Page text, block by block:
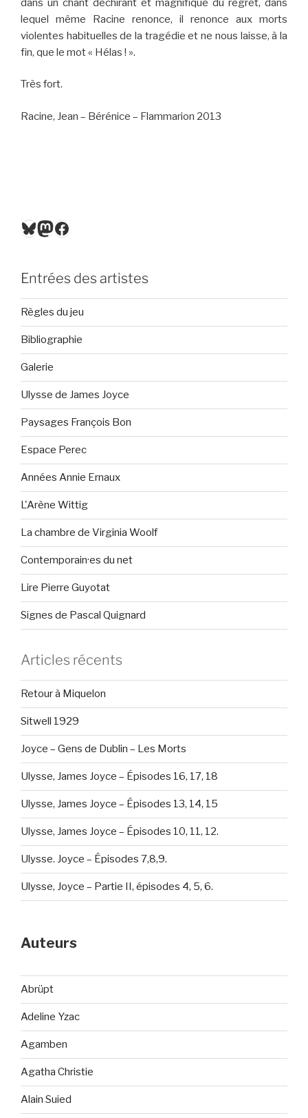
lequel même Racine renonce, il renonce aux morts
violentes habituelles de la tragédie et ne nous laisse, à la
fin, que le mot « Hélas ! ».
Très fort.
Racine, Jean – Bérénice – Flammarion 2013
Bluesky
Mastodon
Facebook
Entrées des artistes
Règles du jeu
Bibliographie
Galerie
Ulysse de James Joyce
Paysages François Bon
Espace Perec
Années Annie Ernaux
L'Arène Wittig
La chambre de Virginia Woolf
Contemporain·es du net
Lire Pierre Guyotat
Signes de Pascal Quignard
Articles récents
Retour à Miquelon
Sitwell 1929
Joyce – Gens de Dublin – Les Morts
Ulysse, James Joyce – Épisodes 16, 17, 18
Ulysse, James Joyce – Épisodes 13, 14, 15
Ulysse, James Joyce – Épisodes 10, 11, 12.
Ulysse. Joyce – Épisodes 7,8,9.
Ulysse, Joyce – Partie II, épisodes 4, 5, 6.
Auteurs
Abrüpt
Adeline Yzac
Agamben
Agatha Christie
Alain Suied